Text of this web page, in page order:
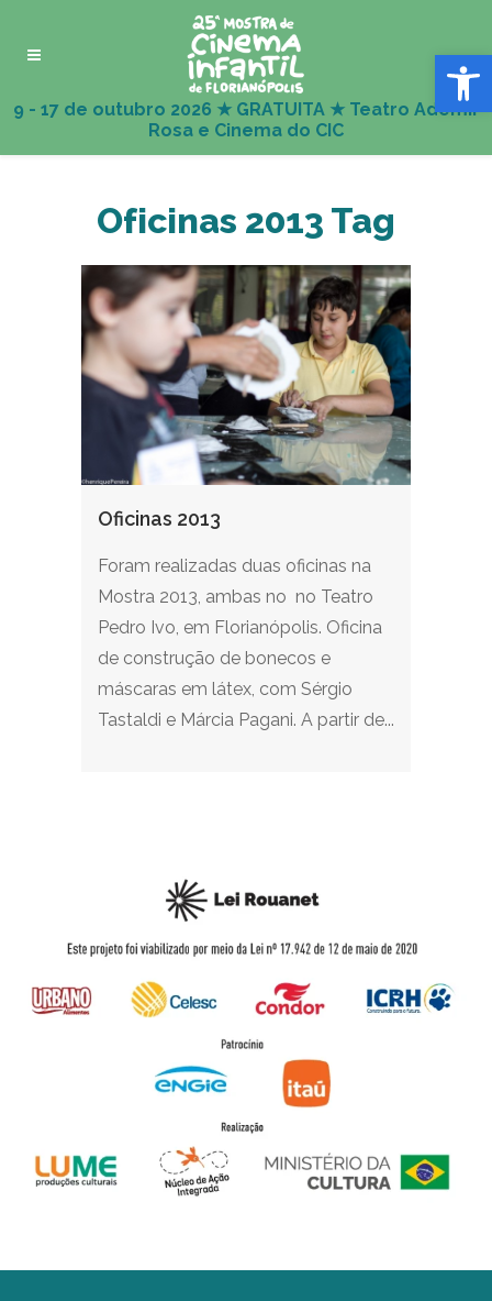
Abrir
Oficinas 2013 Tag
Oficinas 2013
Foram realizadas duas oficinas na
Mostra 2013, ambas no no Teatro
Pedro Ivo, em Florianópolis. Oficina
de construção de bonecos e
máscaras em látex, com Sérgio
Tastaldi e Márcia Pagani. A partir de...